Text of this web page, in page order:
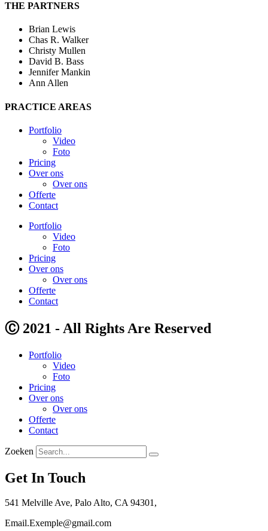
THE PARTNERS
Brian Lewis
Chas R. Walker
Christy Mullen
David B. Bass
Jennifer Mankin
Ann Allen
PRACTICE AREAS
Portfolio
Video
Foto
Pricing
Over ons
Over ons
Offerte
Contact
Portfolio
Video
Foto
Pricing
Over ons
Over ons
Offerte
Contact
Ⓒ 2021 - All Rights Are Reserved
Portfolio
Video
Foto
Pricing
Over ons
Over ons
Offerte
Contact
Zoeken
Get In Touch
541 Melville Ave, Palo Alto, CA 94301,
Email.Exemple@gmail.com